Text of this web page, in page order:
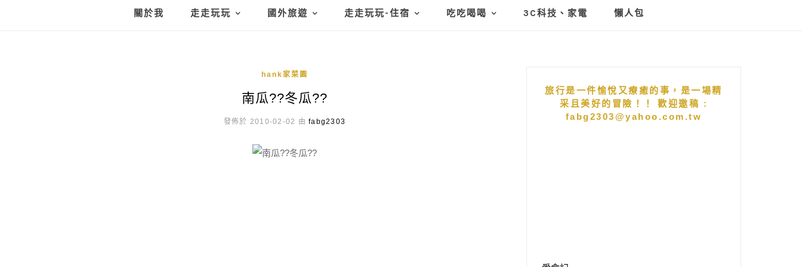
關於我 走走玩玩 國外旅遊 走走玩玩-住宿 吃吃喝喝 3C科技、家電 懶人包
hank家菜園
南瓜??冬瓜??
發佈於 2010-02-02 由fabg2303
旅行是一件愉悅又療癒的事，是一場精
采且美好的冒險！！ 歡迎邀稿 :
fabg2303@yahoo.com.tw